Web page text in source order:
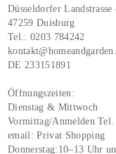
Düsseldorfer Landstrasse
47259 Duisburg
Tel.:0203 784242
DE 233151891
Öffnungszeiten:
Dienstag & Mittwoch
Vormittag/Anmelden Tel.
email:Privat Shopping
Donnerstag:10–13 Uhr